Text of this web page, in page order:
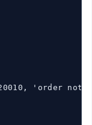
'order not